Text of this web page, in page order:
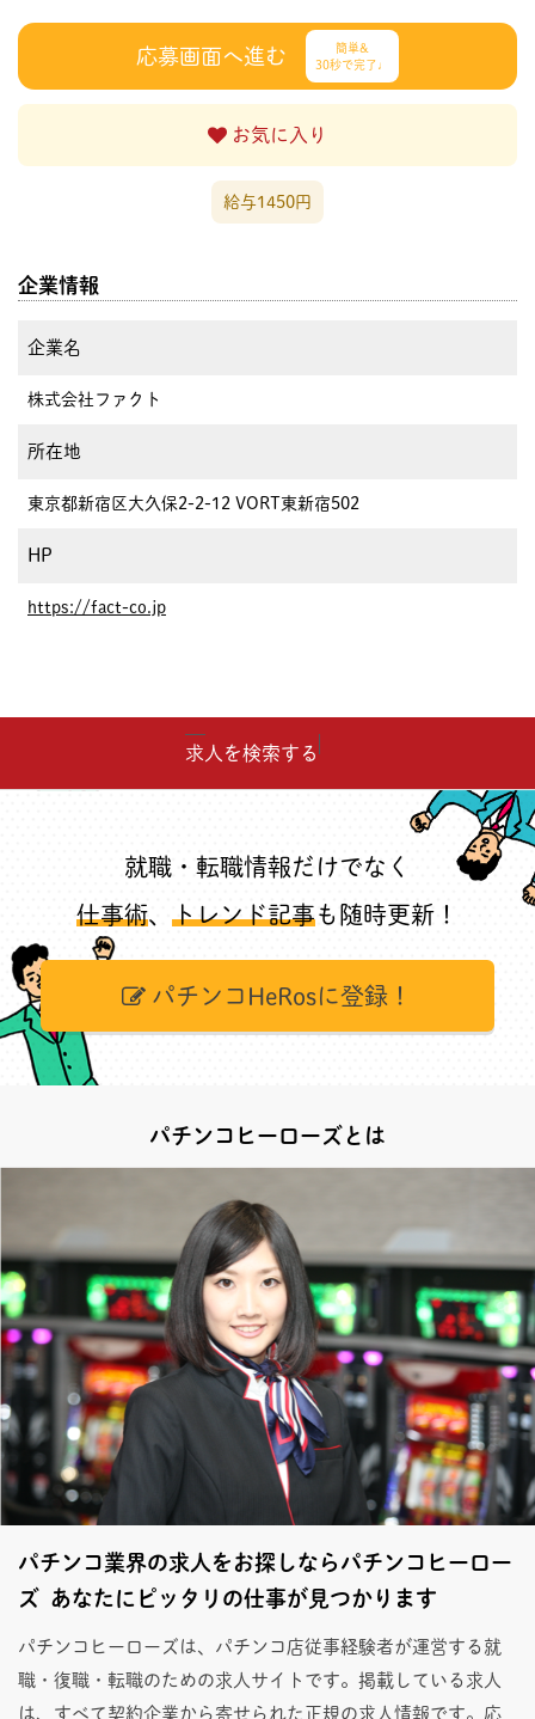
応募画面へ進む
簡単&
30秒で完了♩
お気に入り
給与1450円
企業情報
企業名
株式会社ファクト
所在地
東京都新宿区大久保2-2-12 VORT東新宿502
HP
https://fact-co.jp
求人を検索する
就職・転職情報だけでなく
仕事術、 トレンド記事も随時更新！
パチンコHeRosに登録！
パチンコヒーローズとは
パチンコ業界の求人をお探しならパチンコヒーロー
ズ あなたにピッタリの仕事が見つかります
パチンコヒーローズは、パチンコ店従事経験者が運営する就
職・復職・転職のための求人サイトです。掲載している求人
は、すべて契約企業から寄せられた正規の求人情報です。応